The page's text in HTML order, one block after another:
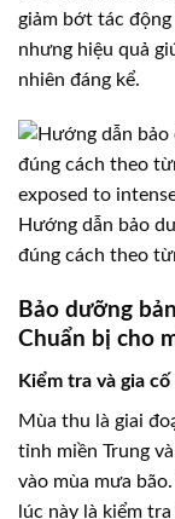
giảm bớt tác
nhưng hiệu quả
nhiên đáng kể.
Hướng dẫn bảo
đúng cách theo
Bảo dưỡng
Chuẩn bị cho
Kiểm tra và gia
Mùa thu là giai
tỉnh miền Trung
vào mùa mưa
lúc này là kiểm